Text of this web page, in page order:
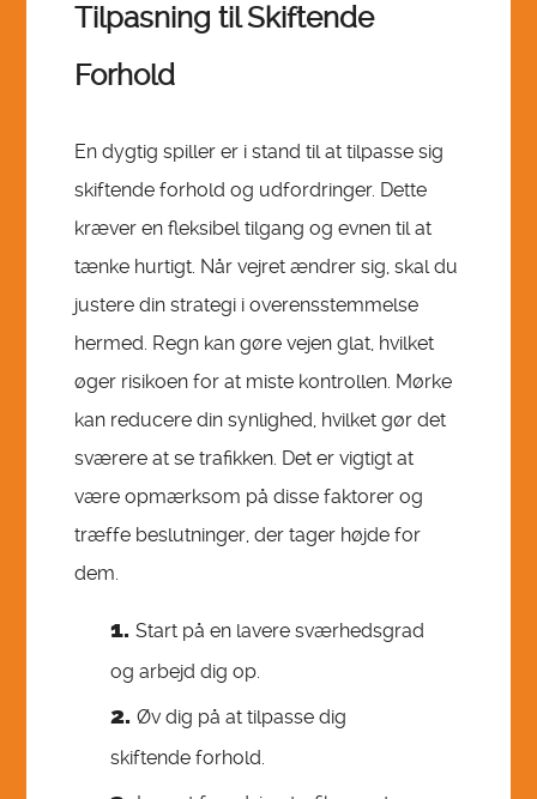
Tilpasning til Skiftende
Forhold
En dygtig spiller er i stand til at tilpasse sig
skiftende forhold og udfordringer. Dette
kræver en fleksibel tilgang og evnen til at
tænke hurtigt. Når vejret ændrer sig, skal du
justere din strategi i overensstemmelse
hermed. Regn kan gøre vejen glat, hvilket
øger risikoen for at miste kontrollen. Mørke
kan reducere din synlighed, hvilket gør det
sværere at se trafikken. Det er vigtigt at
være opmærksom på disse faktorer og
træffe beslutninger, der tager højde for
dem.
Start på en lavere sværhedsgrad
og arbejd dig op.
Øv dig på at tilpasse dig
skiftende forhold.